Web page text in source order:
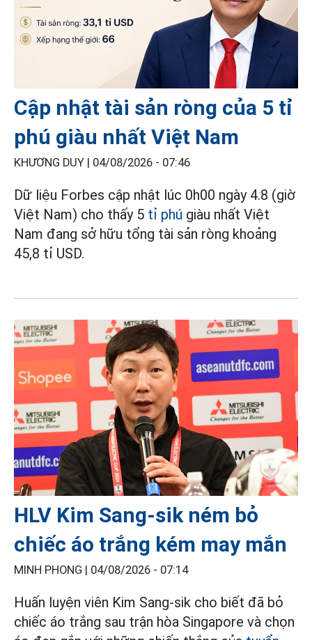
Cập nhật tài sản ròng của 5 tỉ
phú giàu nhất Việt Nam
KHƯƠNG DUY | 04/08/2026 - 07:46
Dữ liệu Forbes cập nhật lúc 0h00 ngày 4.8 (giờ
Việt Nam) cho thấy 5 tỉ phú giàu nhất Việt
Nam đang sở hữu tổng tài sản ròng khoảng
45,8 tỉ USD.
HLV Kim Sang-sik ném bỏ
chiếc áo trắng kém may mắn
MINH PHONG | 04/08/2026 - 07:14
Huấn luyện viên Kim Sang-sik cho biết đã bỏ
chiếc áo trắng sau trận hòa Singapore và chọn